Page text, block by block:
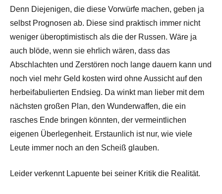
Denn Diejenigen, die diese Vorwürfe machen, geben ja
selbst Prognosen ab. Diese sind praktisch immer nicht
weniger überoptimistisch als die der Russen. Wäre ja
auch blöde, wenn sie ehrlich wären, dass das
Abschlachten und Zerstören noch lange dauern kann und
noch viel mehr Geld kosten wird ohne Aussicht auf den
herbeifabulierten Endsieg. Da winkt man lieber mit dem
nächsten großen Plan, den Wunderwaffen, die ein
rasches Ende bringen könnten, der vermeintlichen
eigenen Überlegenheit. Erstaunlich ist nur, wie viele
Leute immer noch an den Scheiß glauben.
Leider verkennt Lapuente bei seiner Kritik die Realität.